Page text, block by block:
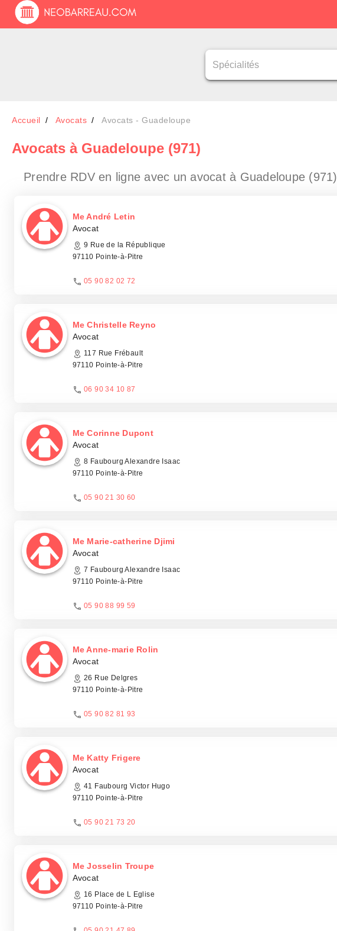
Accueil Avocats Avocats - Guadeloupe
Avocats à Guadeloupe (971)
Prendre RDV en ligne avec un avocat à Guadeloupe (971)
Me André Letin
Avocat
9 Rue de la République
97110 Pointe-à-Pitre
05 90 82 02 72
Me Christelle Reyno
Avocat
117 Rue Frébault
97110 Pointe-à-Pitre
06 90 34 10 87
Me Corinne Dupont
Avocat
8 Faubourg Alexandre Isaac
97110 Pointe-à-Pitre
05 90 21 30 60
Me Marie-catherine Djimi
Avocat
7 Faubourg Alexandre Isaac
97110 Pointe-à-Pitre
05 90 88 99 59
Me Anne-marie Rolin
Avocat
26 Rue Delgres
97110 Pointe-à-Pitre
05 90 82 81 93
Me Katty Frigere
Avocat
41 Faubourg Victor Hugo
97110 Pointe-à-Pitre
05 90 21 73 20
Me Josselin Troupe
Avocat
16 Place de L Eglise
97110 Pointe-à-Pitre